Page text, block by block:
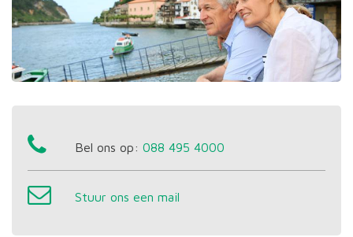
Bel ons op: 088 495 4000
Stuur ons een mail